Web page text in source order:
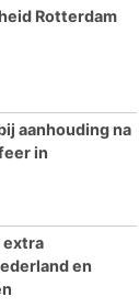
Rotterdam
aanhouding na
in
extra
en